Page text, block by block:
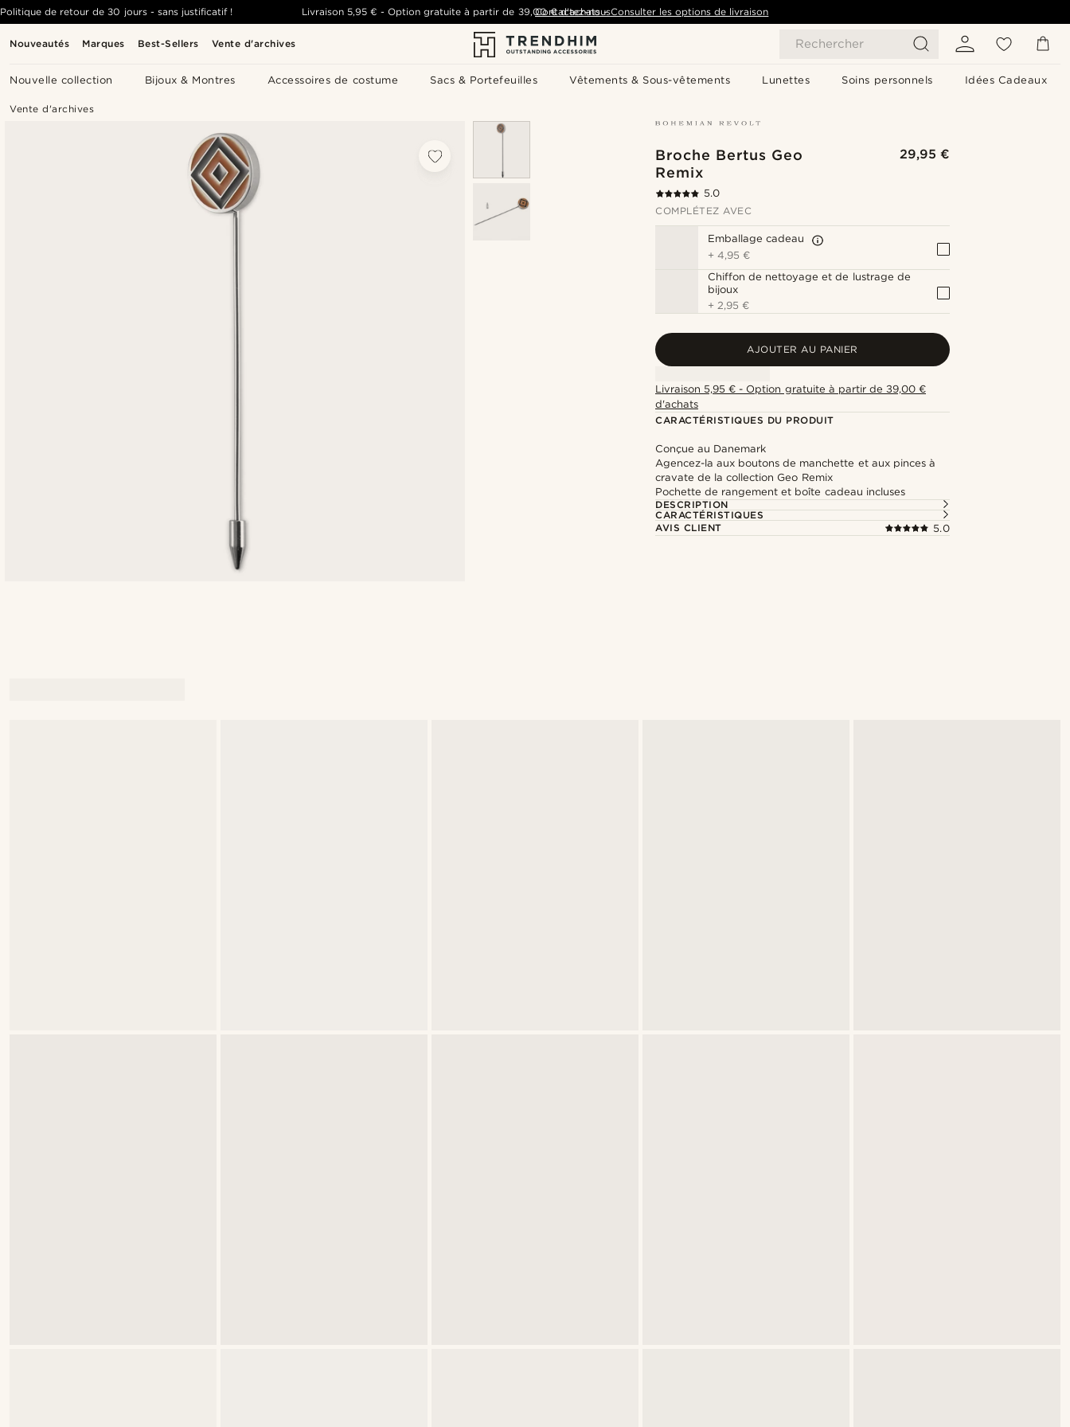
Nouveautés Marques Best-Sellers Vente d'archives Rechercher
Nouvelle collection Bijoux & Montres Accessoires de costume Sacs & Portefeuilles Vêtements & Sous-vêtements Lunettes Soins personnels Idées Cadeaux
Politique de retour de 30 jours - sans justificatif ! Livraison 5,95 € -Option gratuite à partir de 39,00 € d'achats- Consulter les options de livraison
Contactez-nous
Vente d'archives
Broche Bertus Geo
Remix
29,95 €
5.0
COMPLÉTEZ AVEC
Emballage cadeau
+4,95 €
Chiffon de nettoyage et de lustrage de
bijoux
+ 2,95 €
AJOUTER AU PANIER
Livraison 5,95 € - Option gratuite à partir de 39,00 €
d'achats
CARACTÉRISTIQUES DU PRODUIT
Conçue au Danemark
Agencez-la aux boutons de manchette et aux pinces à
cravate de la collection Geo Remix
Pochette de rangement et boîte cadeau incluses
DESCRIPTION
CARACTÉRISTIQUES
AVIS CLIENT
5.0